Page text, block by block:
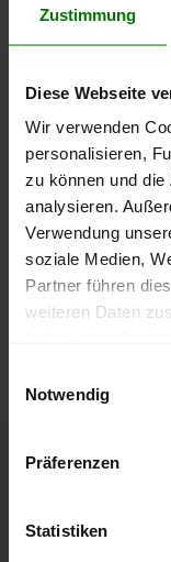
Zustimmung
Diese Webseite
Wir verwenden
personalisieren,
zu können und
analysieren.
Verwendung
soziale Medien,
Partner führen
weiteren Daten
Notwendig
Präferenzen
Statistiken
2025
250 €
300 €
350 €
Die aktuelle